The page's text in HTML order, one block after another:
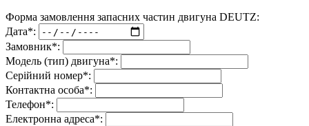
Форма замовлення запасних частин двигуна DEUTZ:
Дата*:
Замовник*:
Модель (тип) двигуна*:
Серійний номер*:
Контактна особа*:
Телефон*:
Електронна адреса*: